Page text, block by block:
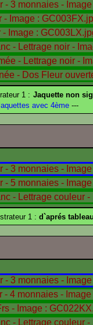
1 : Jaquette non
avec 4ème ---
1 : d`aprés